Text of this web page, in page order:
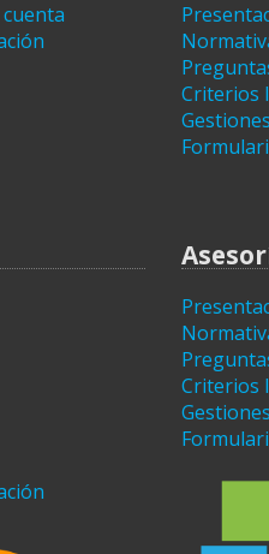
Criterios
Criterios